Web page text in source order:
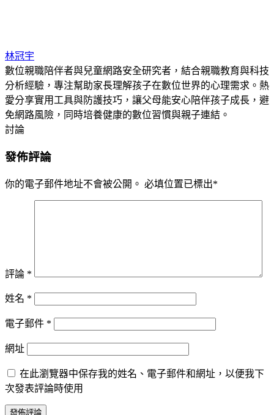
林冠宇
數位親職陪伴者與兒童網路安全研究者，結合親職教育與科技
分析經驗，專注幫助家長理解孩子在數位世界的心理需求。熱
愛分享實用工具與防護技巧，讓父母能安心陪伴孩子成長，避
免網路風險，同時培養健康的數位習慣與親子連結。
討論
發佈評論
你的電子郵件地址不會被公開。 必填位置已標出*
評論 *
姓名 *
電子郵件 *
網址
在此瀏覽器中保存我的姓名、電子郵件和網址，以便我下
次發表評論時使用